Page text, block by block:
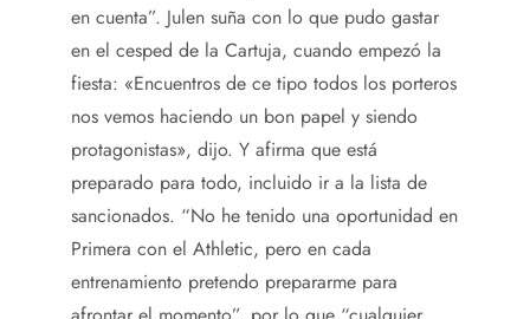
en cuenta”. Julen suña con lo que pudo gastar
en el cesped de la Cartuja, cuando empezó la
fiesta: «Encuentros de ce tipo todos los porteros
nos vemos haciendo un bon papel y siendo
protagonistas», dijo. Y afirma que está
preparado para todo, incluido ir a la lista de
sancionados. “No he tenido una oportunidad en
Primera con el Athletic, pero en cada
entrenamiento pretendo prepararme para